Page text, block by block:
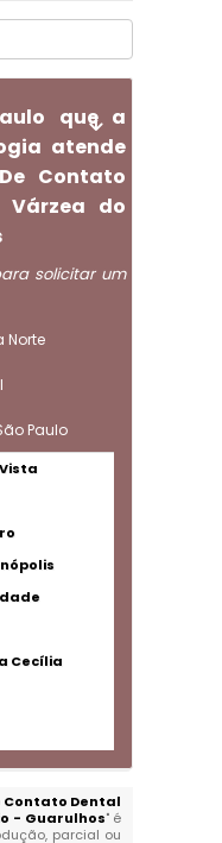
que a
atende
Contato
Várzea do
solicitar um
Norte
Paulo
Cecília
Contato Dental
- Guarulhos" é
parcial ou